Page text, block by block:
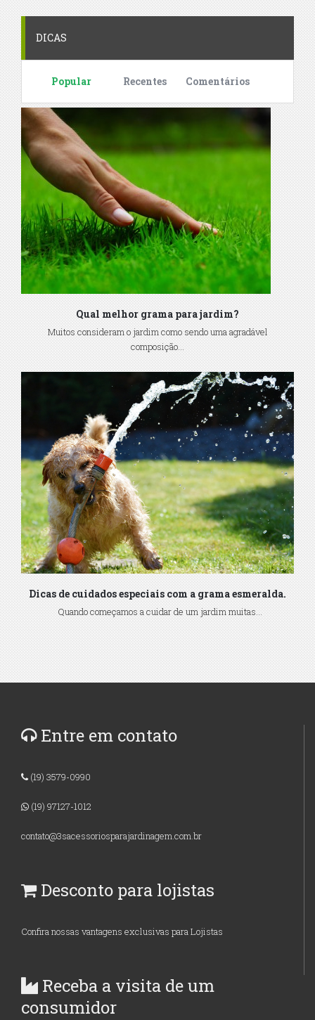
DICAS
Popular Recentes Comentários
Qual melhor grama para jardim?
Muitos consideram o jardim como sendo uma agradável
composição...
Dicas de cuidados especiais com a grama esmeralda.
Quando começamos a cuidar de um jardim muitas...
Entre em contato
(19) 3579-0990
(19) 97127-1012
contato@3sacessoriosparajardinagem.com.br
Desconto para lojistas
Confira nossas vantagens exclusivas para Lojistas
Receba a visita de um
consumidor